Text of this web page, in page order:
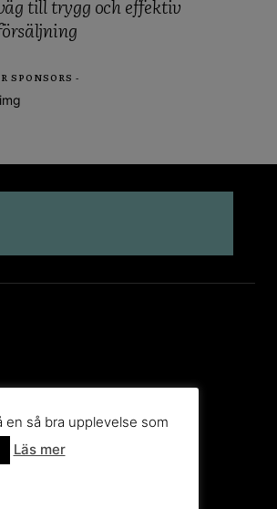
till trygg och effektiv
SPONSORS -
så bra upplevelse som
Läs mer